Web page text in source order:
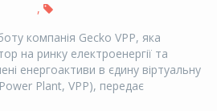
,
компанія Gecko VPP, яка
на ринку електроенергії та
енергоактиви в єдину віртуальну
Plant, VPP), передає